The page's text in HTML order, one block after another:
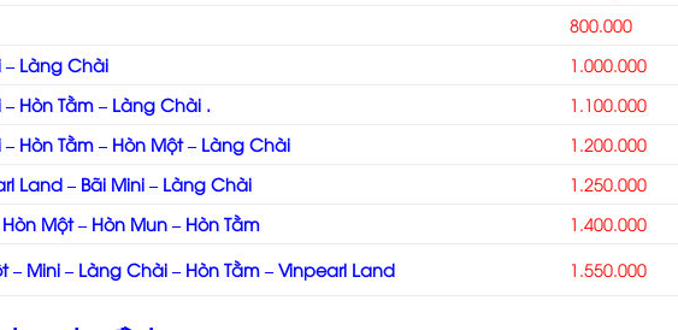
800.000
– Làng Chài
1.000.000
– Hòn Tằm – Làng Chài .
1.100.000
– Hòn Tằm – Hòn Một – Làng Chài
1.200.000
Land – Bãi Mini – Làng Chài
1.250.000
Một – Hòn Mun – Hòn Tằm
1.400.000
– Mini – Làng Chài – Hòn Tằm – Vinpearl Land
1.550.000